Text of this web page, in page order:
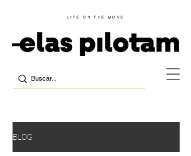
LIFE ON THE MOVE
BLOG